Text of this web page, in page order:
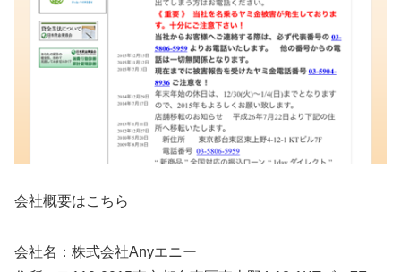
会社概要はこちら
会社名：株式会社Anyエニー